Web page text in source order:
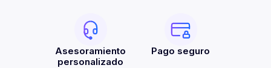
Asesoramiento
personalizado
Pago seguro